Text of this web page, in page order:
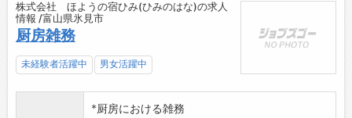
株式会社 ほようの宿ひみ(ひみのはな)の求人
情報 /富山県氷見市
厨房雑務
未経験者活躍中 男女活躍中
*厨房における雑務